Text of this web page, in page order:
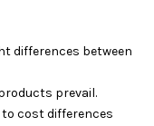
differences between
prevail.
to cost differences